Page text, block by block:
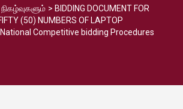
> BIDDING DOCUMENT FOR
(50) NUMBERS OF LAPTOP
National Competitive bidding Procedures